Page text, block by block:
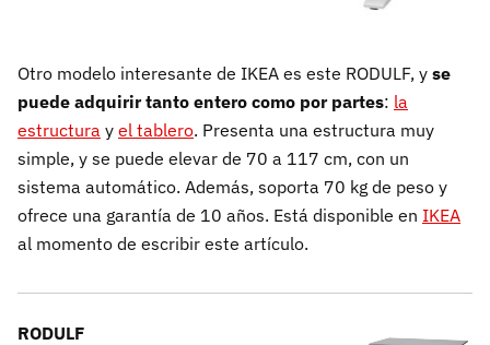
Otro modelo interesante de IKEA es este RODULF, y se
puede adquirir tanto entero como por partes: la
estructura y el tablero. Presenta una estructura muy
simple, y se puede elevar de 70 a 117 cm, con un
sistema automático. Además, soporta 70 kg de peso y
ofrece una garantía de 10 años. Está disponible en IKEA
al momento de escribir este artículo.
RODULF